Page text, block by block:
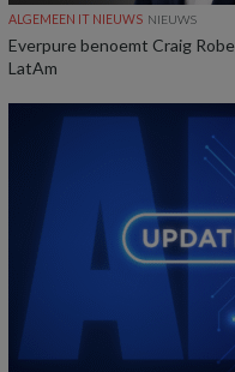
ALGEMEEN IT NIEUWS NIEUWS
Everpure benoemt Craig
LatAm